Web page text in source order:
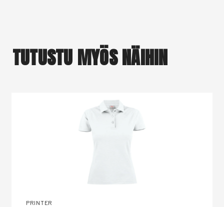
TUTUSTU MYÖS NÄIHIN
PRINTER